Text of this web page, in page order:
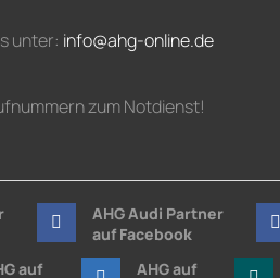
unter: info@ahg-online.de
zum Notdienst!
AHG Audi Partner
auf Facebook
auf AHG auf